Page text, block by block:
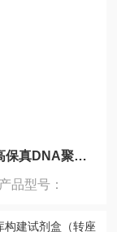
Firegen高保真DNA聚合酶
产品型号：